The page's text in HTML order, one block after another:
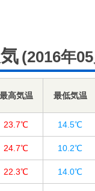
(2016年
最高気温 最低気温
23.7℃ 14.5℃
24.7℃ 10.2℃
22.3℃ 14.0℃